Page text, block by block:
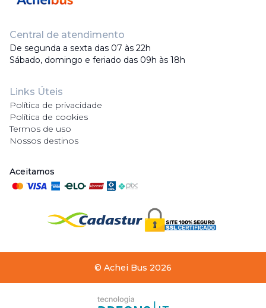
Central de atendimento
De segunda a sexta das 07 às 22h
Sábado, domingo e feriado das 09h às 18h
Links Úteis
Política de privacidade
Política de cookies
Termos de uso
Nossos destinos
Aceitamos
© Achei Bus 2026